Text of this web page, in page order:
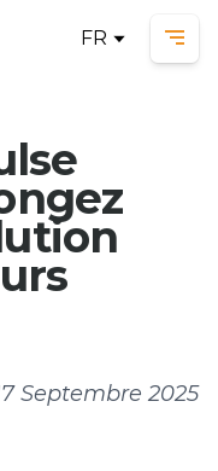
FR
Septembre 2025